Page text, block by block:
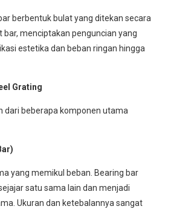
berbentuk bulat yang ditekan secara
bar, menciptakan penguncian yang
estetika dan beban ringan hingga
Grating
dari beberapa komponen utama
yang memikul beban. Bearing bar
satu sama lain dan menjadi
Ukuran dan ketebalannya sangat